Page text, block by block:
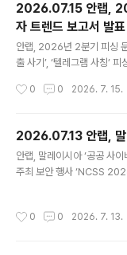
리케이션 프로그래밍 인터
‘AhnLab TIP API(안랩 TIP
밝혔다. 위협 인텔리전스를
려는 고객 수요가 증가함에
는 안랩이 수집·분석한..
2026.07.15 안랩,
자 트렌드 보고서 발표
안랩, 2026년 2분기 피싱
출 사기’, ‘텔레그램 사칭’
유인·URL 클릭 유도하는 문
주의하세요.”글로벌 통합
w.ahnlab.com)이 2026년
AI 보안 플랫폼 ‘안랩 AI
반으로 다양한 피싱 문자를
발생한 피싱 문자 공격 유형은
0 0 2026. 7. 15.
2026.07.13 안랩, 말
안랩, 말레이시아 ‘공공 사
주최 보안 행사 ‘NCSS
일부터 9일까지 3일간 말레
0 0 2026. 7. 13.